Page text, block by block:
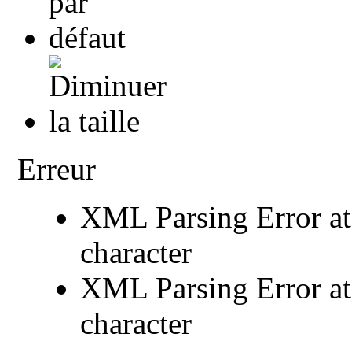
Erreur
XML Parsing Error
character
XML Parsing Error
character